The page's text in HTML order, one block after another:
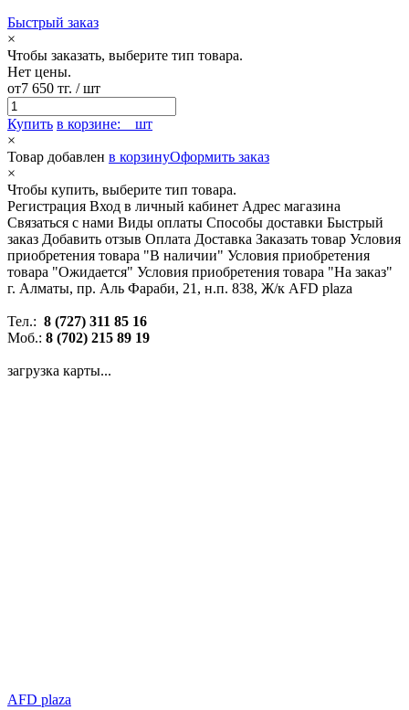
Быстрый заказ
×
Чтобы заказать, выберите тип товара.
Нет цены.
от7 650 тг. / шт
Купить в корзине:
шт
×
Товар добавлен в корзинуОформить заказ
×
Чтобы купить, выберите тип товара.
Регистрация Вход в личный кабинет Адрес магазина
Связаться с нами Виды оплаты Способы доставки Быстрый
заказ Добавить отзыв Оплата Доставка Заказать товар Условия
приобретения товара "В наличии" Условия приобретения
товара "Ожидается" Условия приобретения товара "На заказ"
г. Алматы, пр. Аль Фараби, 21, н.п. 838, Ж/к AFD plaza
Тел.: 8 (727) 311 85 16
Моб.: 8 (702) 215 89 19
загрузка карты...
AFD plaza